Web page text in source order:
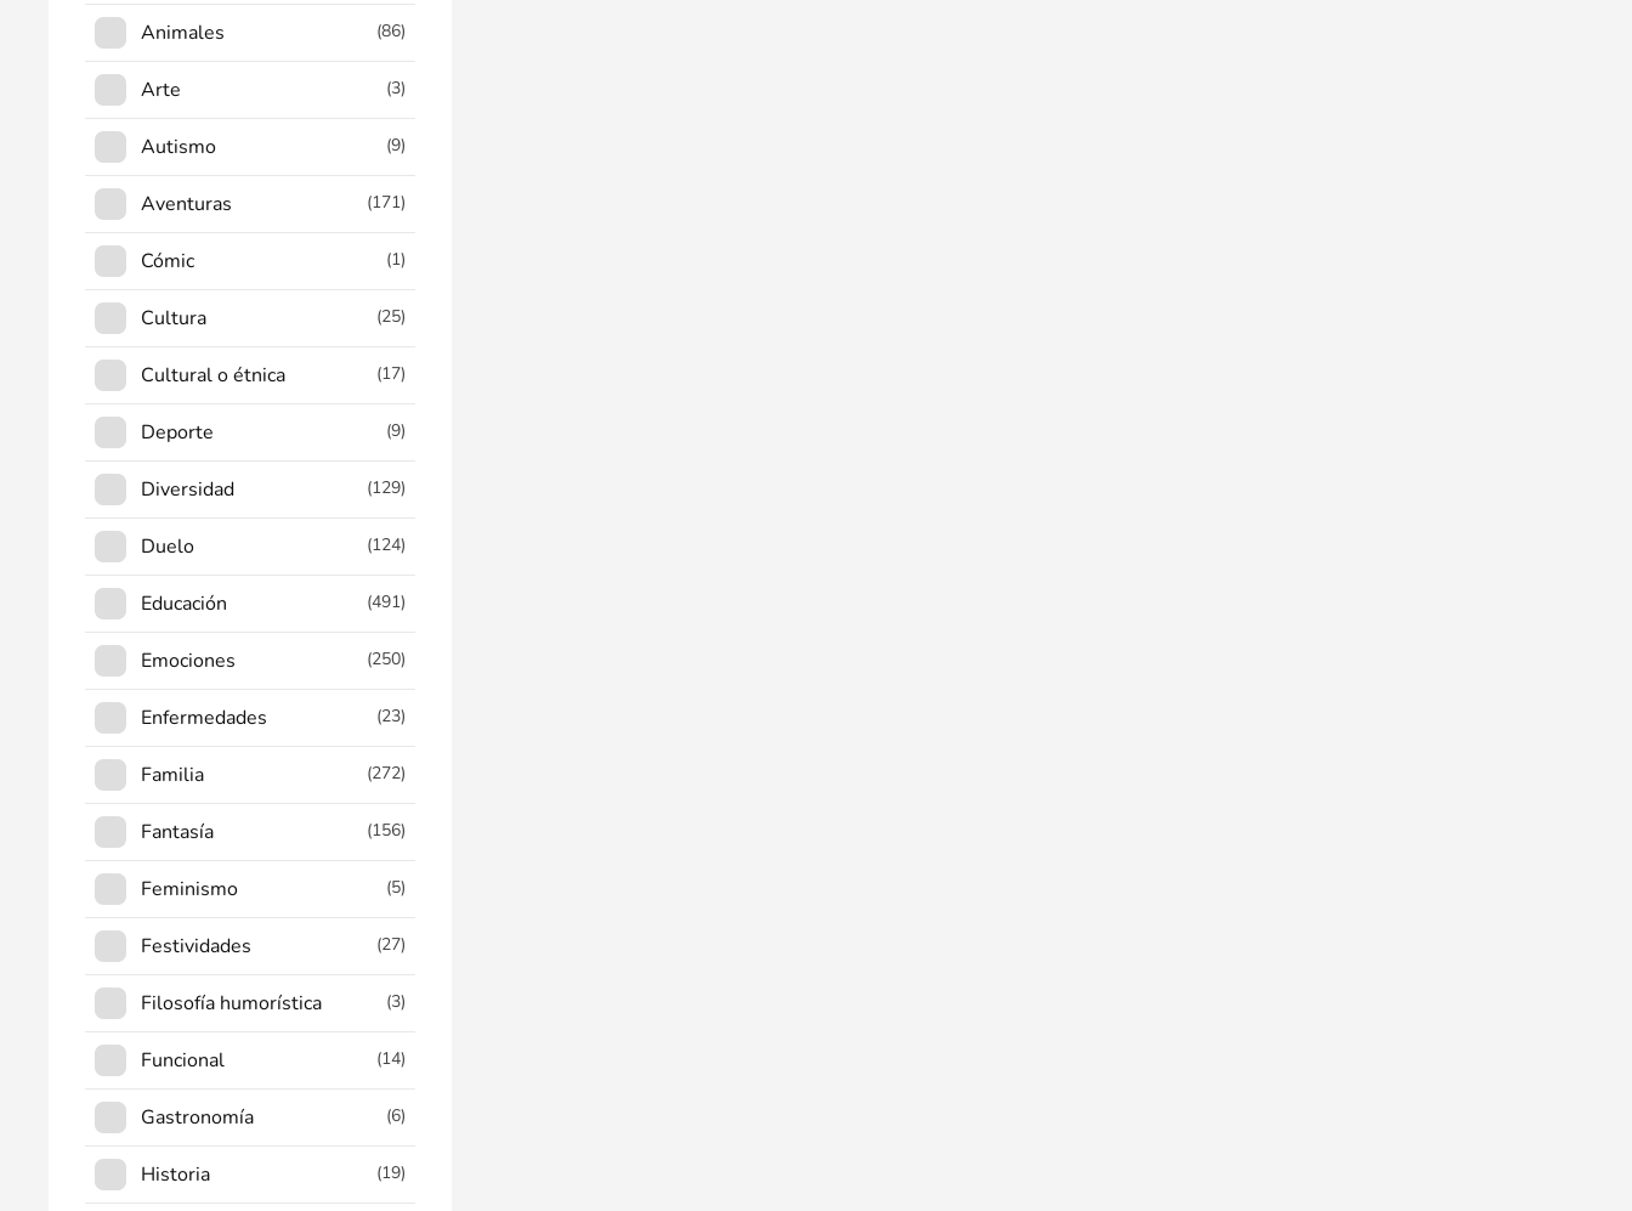
Animales (86)
Arte (3)
Autismo (9)
Aventuras (171)
Cómic (1)
Cultura (25)
Cultural o étnica (17)
Deporte (9)
Diversidad (129)
Duelo (124)
Educación (491)
Emociones (250)
Enfermedades (23)
Familia (272)
Fantasía (156)
Feminismo (5)
Festividades (27)
Filosofía humorística (3)
Funcional (14)
Gastronomía (6)
Historia (19)